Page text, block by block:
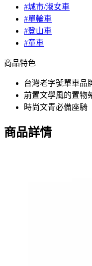
#城市/淑女車
#單輪車
#登山車
#童車
商品特色
台灣老字號單車品
前置文學風的置物
時尚文青必備座騎
商品詳情